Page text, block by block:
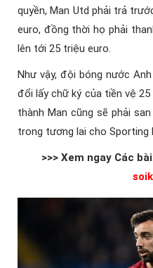
quyền, Man Utd phải trả
euro, đồng thời họ phải
lên tới 25 triệu euro.
Như vậy, đội bóng nước
đổi lấy chữ ký của tiền vệ
thành Man cũng sẽ phải
trong tương lai cho Sporting
>>> Xem ngay Các bài: